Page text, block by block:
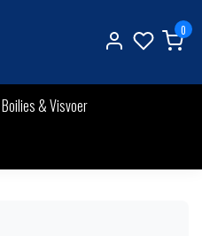
0
Boilies & Visvoer